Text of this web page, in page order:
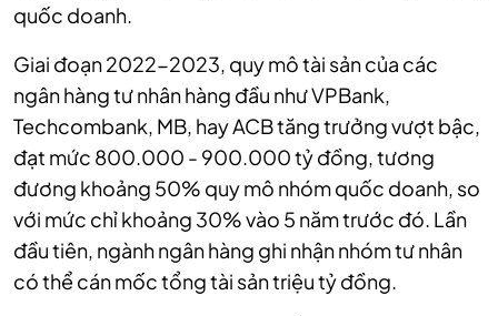
quốc doanh.
Giai đoạn 2022-2023, quy mô tài sản của các
ngân hàng tư nhân hàng đầu như VPBank,
Techcombank, MB, hay ACB tăng trưởng vượt bậc,
đạt mức 800.000 - 900.000 tỷ đồng, tương
đương khoảng 50% quy mô nhóm quốc doanh, so
với mức chỉ khoảng 30% vào 5 năm trước đó. Lần
đầu tiên, ngành ngân hàng ghi nhận nhóm tư nhân
có thể cán mốc tổng tài sản triệu tỷ đồng.